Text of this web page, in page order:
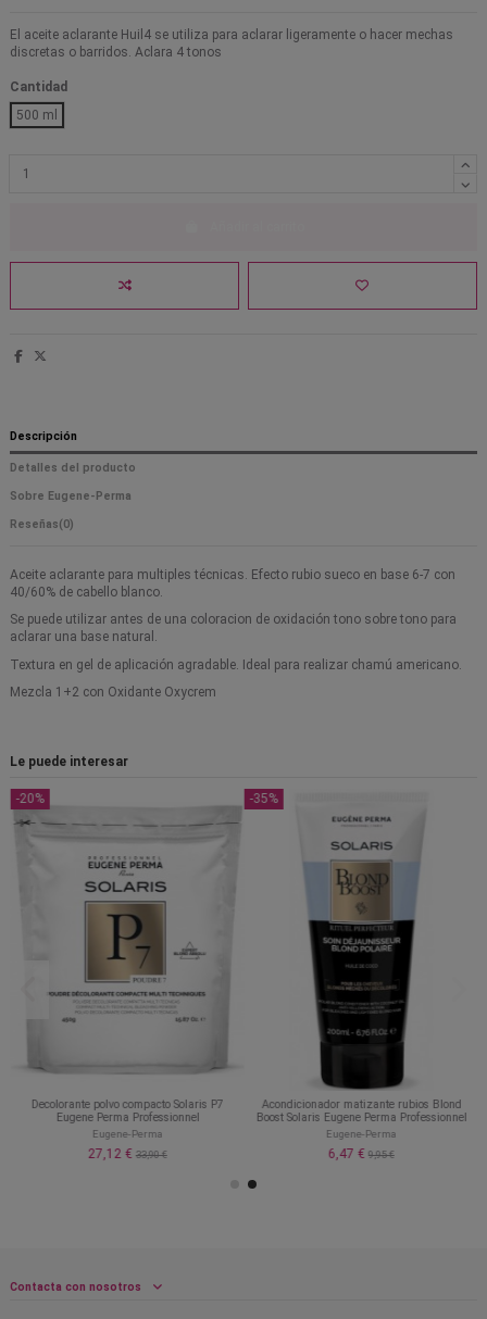
El aceite aclarante Huil4 se utiliza para aclarar ligeramente o hacer mechas
discretas o barridos. Aclara 4 tonos
Cantidad
500 ml
Descripción
Detalles del producto
Sobre Eugene-Perma
Reseñas(0)
Aceite aclarante para multiples técnicas. Efecto rubio sueco en base 6-7 con
40/60% de cabello blanco.
Se puede utilizar antes de una coloracion de oxidación tono sobre tono para
aclarar una base natural.
Textura en gel de aplicación agradable. Ideal para realizar chamú americano.
Mezcla 1+2 con Oxidante Oxycrem
Le puede interesar
-20%
Decolorante polvo compacto Solaris P7
Eugene Perma Professionnel
Eugene-Perma
27,12 € 33,90 €
-35%
Acondicionador matizante rubios Blond
Boost Solaris Eugene Perma Professionnel
Eugene-Perma
6,47 € 9,95 €
Contacta con nosotros